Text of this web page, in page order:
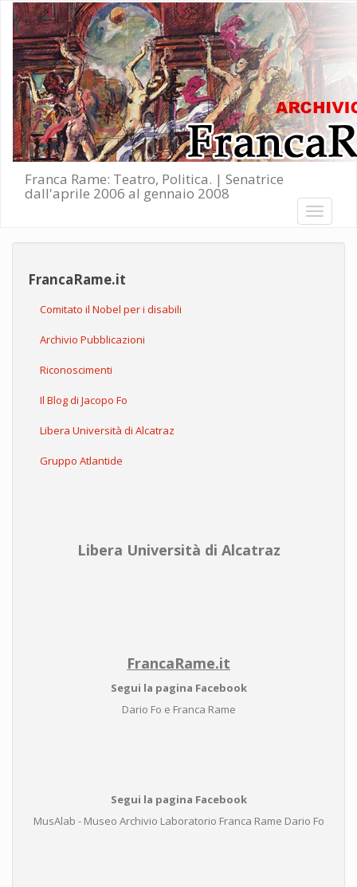
Salta al contenuto principale
Franca Rame: Teatro, Politica. | Senatrice
dall'aprile 2006 al gennaio 2008
Toggle
FrancaRame.it
Comitato il Nobel per i disabili
Archivio Pubblicazioni
Riconoscimenti
Il Blog di Jacopo Fo
Libera Università di Alcatraz
Gruppo Atlantide
Libera Università di Alcatraz
FrancaRame.it
Segui la pagina Facebook
Dario Fo e Franca Rame
Segui la pagina Facebook
MusAlab - Museo Archivio Laboratorio Franca Rame Dario Fo